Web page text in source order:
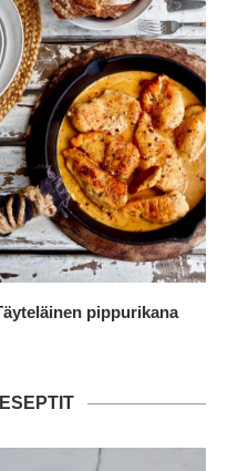
pippurikana